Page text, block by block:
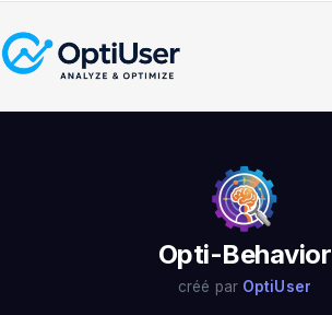
Opti-Behavior
créé par OptiUser